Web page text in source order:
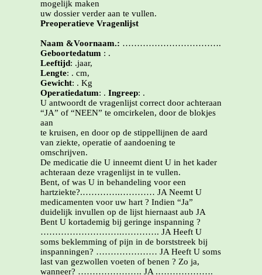
mogelijk maken
uw dossier verder aan te vullen.
Preoperatieve Vragenlijst
Naam &Voornaam.: …………………………….
Geboortedatum : .
Leeftijd: .jaar,
Lengte: . cm,
Gewicht: . Kg
Operatiedatum: . Ingreep: .
U antwoordt de vragenlijst correct door achteraan
“JA” of “NEEN” te omcirkelen, door de blokjes
aan
te kruisen, en door op de stippellijnen de aard
van ziekte, operatie of aandoening te
omschrijven.
De medicatie die U inneemt dient U in het kader
achteraan deze vragenlijst in te vullen.
Bent, of was U in behandeling voor een
hartziekte?.………….………… JA Neemt U
medicamenten voor uw hart ? Indien “Ja”
duidelijk invullen op de lijst hiernaast aub JA
Bent U kortademig bij geringe inspanning ?
……………………….…………. JA Heeft U
soms beklemming of pijn in de borststreek bij
inspanningen? ………………… JA Heeft U soms
last van gezwollen voeten of benen ? Zo ja,
wanneer? …………………. JA .……………….